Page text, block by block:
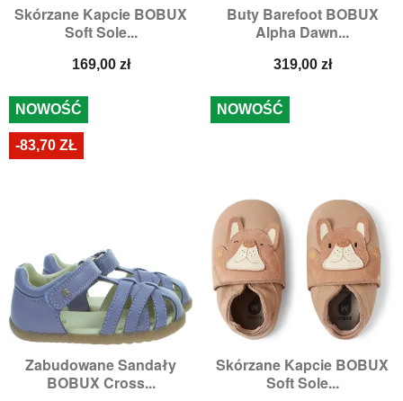
Skórzane Kapcie BOBUX
Soft Sole...
Cena
169,00 zł
Buty Barefoot BOBUX
Alpha Dawn...
Cena
319,00 zł
Zabudowane Sandały
BOBUX Cross...
NOWOŚĆ
-83,70 ZŁ
Skórzane Kapcie BOBUX
Soft Sole...
NOWOŚĆ